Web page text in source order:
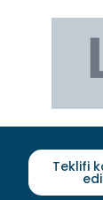
Teklifi